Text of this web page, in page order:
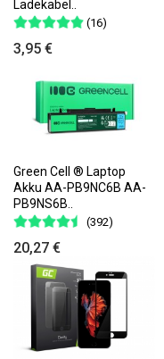
Ladekabel..
(16)
3,95 €
Green Cell ® Laptop
Akku AA-PB9NC6B AA-
PB9NS6B..
(392)
20,27 €